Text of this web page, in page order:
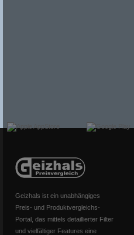
Geizhals ist ein unabhängiges
Preis- und Produktvergleichs-
Portal, das mittels detaillierter Filter
und vielfältiger Features eine